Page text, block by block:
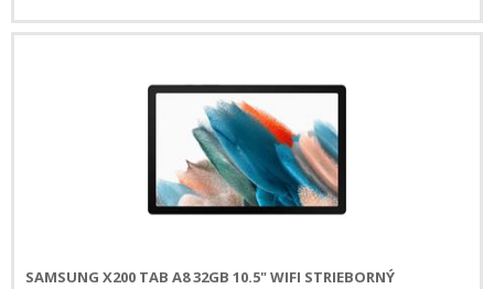
SAMSUNG X200 TAB A8 32GB 10.5" WIFI STRIEBORNÝ